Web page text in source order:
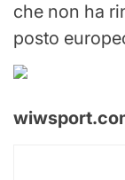
che non ha
posto